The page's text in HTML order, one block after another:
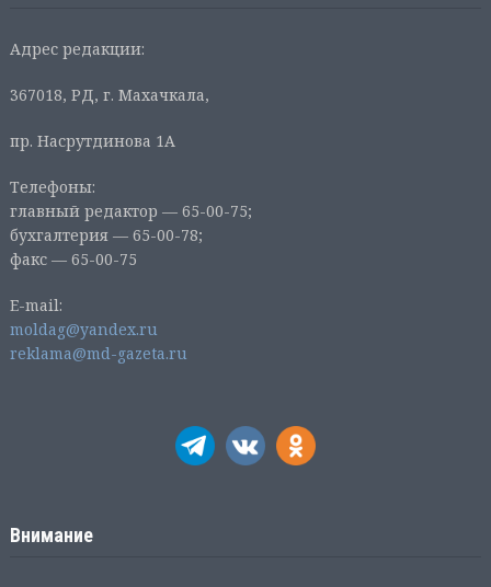
Адрес редакции:
367018, РД, г. Махачкала,
пр. Насрутдинова 1А
Телефоны:
главный редактор — 65-00-75;
бухгалтерия — 65-00-78;
факс — 65-00-75
E-mail:
moldag@yandex.ru
reklama@md-gazeta.ru
Внимание